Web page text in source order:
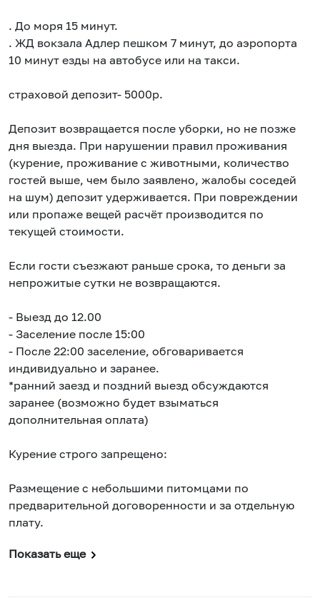
. До моря 15 минут.
. ЖД вокзала Адлер пешком 7 минут, до аэропорта
10 минут езды на автобусе или на такси.
страховой депозит- 5000р.
Депозит возвращается после уборки, но не позже
дня выезда. При нарушении правил проживания
(курение, проживание с животными, количество
гостей выше, чем было заявлено, жалобы соседей
на шум) депозит удерживается. При повреждении
или пропаже вещей расчёт производится по
текущей стоимости.
Если гости съезжают раньше срока, то деньги за
непрожитые сутки не возвращаются.
- Выезд до 12.00
- Заселение после 15:00
- После 22:00 заселение, обговаривается
индивидуально и заранее.
*ранний заезд и поздний выезд обсуждаются
заранее (возможно будет взыматься
дополнительная оплата)
Курение строго запрещено:
Размещение с небольшими питомцами по
предварительной договоренности и за отдельную
плату.
Показать еще